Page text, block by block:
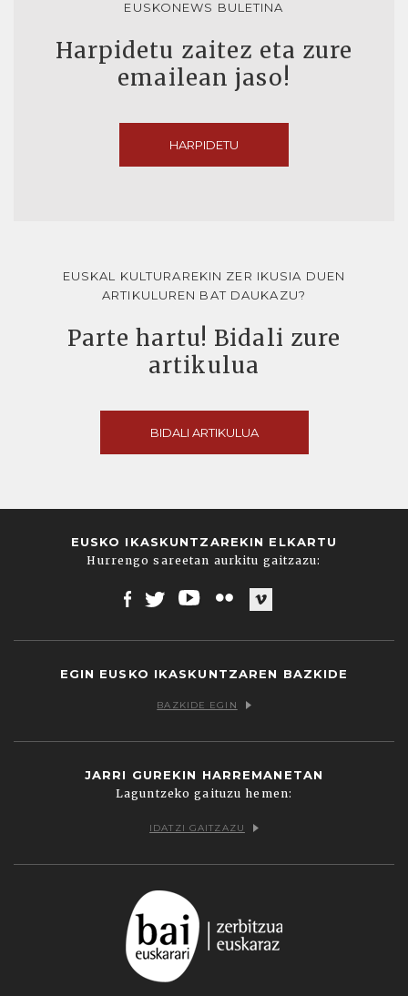
EUSKONEWS BULETINA
Harpidetu zaitez eta zure
emailean jaso!
HARPIDETU
EUSKAL KULTURAREKIN ZER IKUSIA DUEN
ARTIKULUREN BAT DAUKAZU?
Parte hartu! Bidali zure
artikulua
BIDALI ARTIKULUA
EUSKO IKASKUNTZAREKIN ELKARTU
Hurrengo sareetan aurkitu gaitzazu:
EGIN EUSKO IKASKUNTZAREN BAZKIDE
BAZKIDE EGIN
JARRI GUREKIN HARREMANETAN
Laguntzeko gaituzu hemen:
IDATZI GAITZAZU